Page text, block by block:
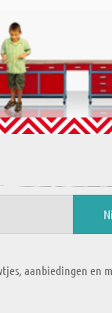
aanbiedingen en